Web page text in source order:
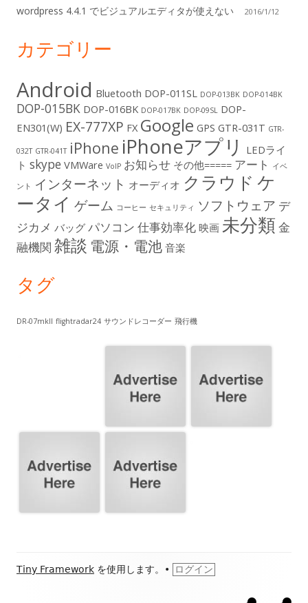
バ
ー
wordpress 4.4.1 でビジュアルエディタが使えない 2016/1/12
カテゴリー
Android Bluetooth DOP-011SL DOP-013BK DOP-014BK
DOP-015BK DOP-016BK DOP-017BK DOP-09SL DOP-
EN301(W) EX-777XP FX Google GPS GTR-031T GTR-
032T GTR-041T iPhone iPhoneアプリ
LEDライ
ト skype VMWare VoIP お知らせ その他===== アート イベ
ント インターネット オーディオ クラウド ケ
ータイ ゲーム コーヒー セキュリティ ソフトウェア デ
ジカメ バッグ パソコン 仕事効率化 映画 未分類 金
融機関 雑談 電源・電池 音楽
タグ
DR-07mkII flightradar24 サウンドレコーダー 飛行機
フ
Tiny Framework を使用します。 • ログイン
ホ こ